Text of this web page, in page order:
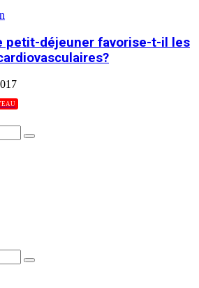
petit-déjeuner favorise-t-il les
Search
Search